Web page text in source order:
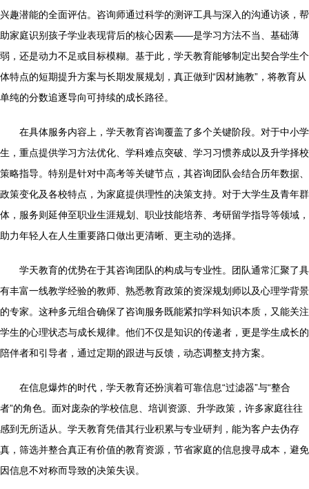
兴趣潜能的全面评估。咨询师通过科学的测评工具与深入的沟通访谈，帮
助家庭识别孩子学业表现背后的核心因素——是学习方法不当、基础薄
弱，还是动力不足或目标模糊。基于此，学天教育能够制定出契合学生个
体特点的短期提升方案与长期发展规划，真正做到“因材施教”，将教育从
单纯的分数追逐导向可持续的成长路径。
在具体服务内容上，学天教育咨询覆盖了多个关键阶段。对于中小学
生，重点提供学习方法优化、学科难点突破、学习习惯养成以及升学择校
策略指导。特别是针对中高考等关键节点，其咨询团队会结合历年数据、
政策变化及各校特点，为家庭提供理性的决策支持。对于大学生及青年群
体，服务则延伸至职业生涯规划、职业技能培养、考研留学指导等领域，
助力年轻人在人生重要路口做出更清晰、更主动的选择。
学天教育的优势在于其咨询团队的构成与专业性。团队通常汇聚了具
有丰富一线教学经验的教师、熟悉教育政策的资深规划师以及心理学背景
的专家。这种多元组合确保了咨询服务既能紧扣学科知识本质，又能关注
学生的心理状态与成长规律。他们不仅是知识的传递者，更是学生成长的
陪伴者和引导者，通过定期的跟进与反馈，动态调整支持方案。
在信息爆炸的时代，学天教育还扮演着可靠信息“过滤器”与“整合
者”的角色。面对庞杂的学校信息、培训资源、升学政策，许多家庭往往
感到无所适从。学天教育凭借其行业积累与专业研判，能为客户去伪存
真，筛选并整合真正有价值的教育资源，节省家庭的信息搜寻成本，避免
因信息不对称而导致的决策失误。